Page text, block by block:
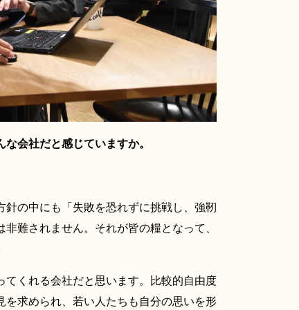
会社だと感じていますか。
の中にも「失敗を恐れずに挑戦し、強靭
難されません。それが皆の糧となって、
くれる会社だと思います。比較的自由度
求められ、若い人たちも自分の思いを形